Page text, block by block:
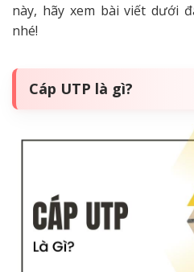
này, hãy xem bài viết dưới
nhé!
Cáp UTP là gì?